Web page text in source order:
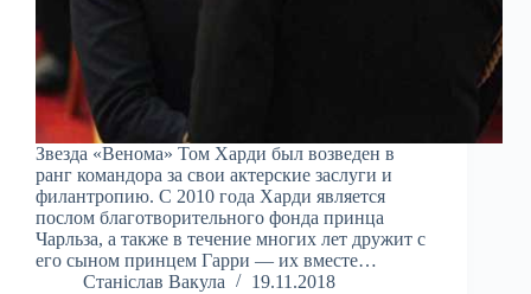
Звезда «Венома» Том Харди был возведен в
ранг командора за свои актерские заслуги и
филантропию. С 2010 года Харди является
послом благотворительного фонда принца
Чарльза, а также в течение многих лет дружит с
его сыном принцем Гарри — их вместе…
Станіслав Вакула
19.11.2018